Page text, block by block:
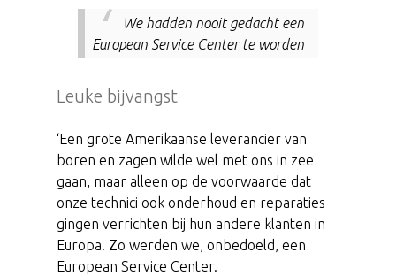
We hadden nooit gedacht een
European Service Center te worden
Leuke bijvangst
‘Een grote Amerikaanse leverancier van
boren en zagen wilde wel met ons in zee
gaan, maar alleen op de voorwaarde dat
onze technici ook onderhoud en reparaties
gingen verrichten bij hun andere klanten in
Europa. Zo werden we, onbedoeld, een
European Service Center.